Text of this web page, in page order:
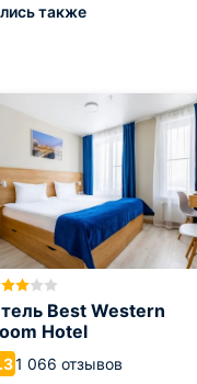
также
Best Western
Hotel
1 066 отзывов